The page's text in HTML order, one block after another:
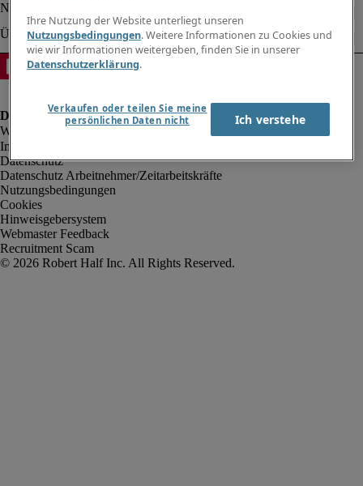
Impressum
Datenschutz
Datenschutz Arbeitnehmer/Zeitarbeitskräfte
Nutzungsbedingungen
Cookies
Hinweisgebersystem
Webmaster Feedback
Recruitment Scam
Ihre Nutzung der Website unterliegt unseren
Nutzungsbedingungen. Weitere Informationen zu Cookies und
wie wir Informationen weitergeben, finden Sie in unserer
Datenschutzerklärung.
Verkaufen oder teilen Sie meine
persönlichen Daten nicht
Ich verstehe